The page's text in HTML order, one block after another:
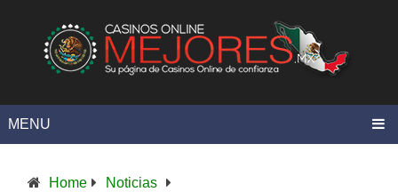
MENU
Home
Noticias